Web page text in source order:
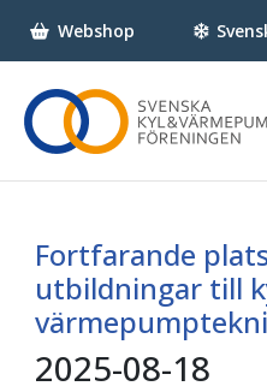
Webshop
Vad gör Svenska Kyl
Vi som jobbar här
Kontakta oss
Press
Fortfarande
utbildningar till
2025-08-18